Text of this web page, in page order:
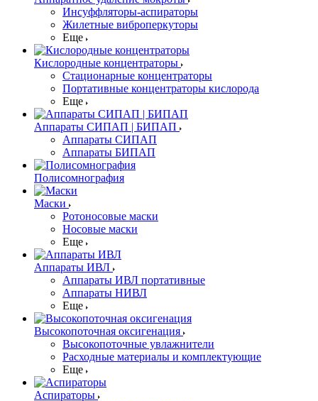
Инсуффляторы-аспираторы
Жилетные виброперкуторы
Еще
Кислородные концентраторы
Стационарные концентраторы
Портативные концентраторы кислорода
Еще
Аппараты СИПАП | БИПАП
Аппараты СИПАП
Аппараты БИПАП
Полисомнография
Маски
Ротоносовые маски
Носовые маски
Еще
Аппараты ИВЛ
Аппараты ИВЛ портативные
Аппараты НИВЛ
Еще
Высокопоточная оксигенация
Высокопоточные увлажнители
Расходные материалы и комплектующие
Еще
Аспираторы